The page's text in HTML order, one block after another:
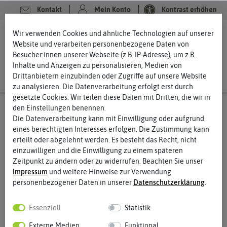
Kontakt Mein Konto Kontrast erhöhen
0 0
Horti Tops
eine Marke mit Stil
Horti Tops ist eine Marke des niederländischen
Unternehmens Tuinplus, das mit dem Werbeslogan „Wir säen
Perspektive“ wirbt. Horti Tops beinhaltet ein Portfolio von
Blumensamen. Dabei legt der Hersteller vor allem Wert auf
Qualität, Reinheit und Keimfreudigkeit. Das Saatgut wird
Wir verwenden Cookies und ähnliche Technologien auf unserer
Website und verarbeiten personenbezogene Daten von
Besucher:innen unserer Webseite (z.B. IP-Adresse), um z.B.
Inhalte und Anzeigen zu personalisieren, Medien von
Drittanbietern einzubinden oder Zugriffe auf unsere Website
zu analysieren. Die Datenverarbeitung erfolgt erst durch
gesetzte Cookies. Wir teilen diese Daten mit Dritten, die wir in
den Einstellungen benennen.
Die Datenverarbeitung kann mit Einwilligung oder aufgrund
eines berechtigten Interesses erfolgen. Die Zustimmung kann
erteilt oder abgelehnt werden. Es besteht das Recht, nicht
einzuwilligen und die Einwilligung zu einem späteren
Zeitpunkt zu ändern oder zu widerrufen. Beachten Sie unser
Impressum und weitere Hinweise zur Verwendung
personenbezogener Daten in unserer Daten­schutz­erklärung
Essenziell Statistik